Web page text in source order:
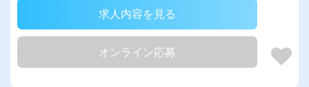
求人内容を見る
オンライン応募